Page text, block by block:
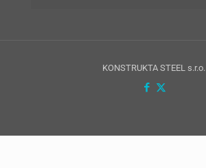
KONSTRUKTA STEEL s.r.o.